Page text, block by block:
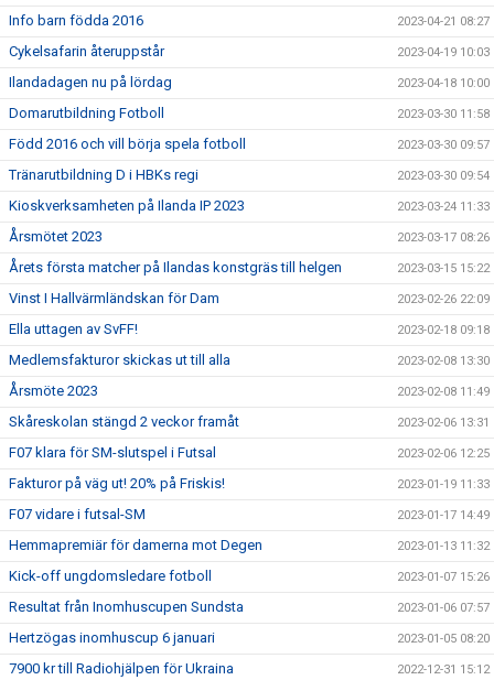
Info barn födda 2016 2023-04-21 08:27
Cykelsafarin återuppstår 2023-04-19 10:03
Ilandadagen nu på lördag 2023-04-18 10:00
Domarutbildning Fotboll 2023-03-30 11:58
Född 2016 och vill börja spela fotboll 2023-03-30 09:57
Tränarutbildning D i HBKs regi 2023-03-30 09:54
Kioskverksamheten på Ilanda IP 2023 2023-03-24 11:33
Årsmötet 2023 2023-03-17 08:26
Årets första matcher på Ilandas konstgräs till helgen 2023-03-15 15:22
Vinst I Hallvärmländskan för Dam 2023-02-26 22:09
Ella uttagen av SvFF! 2023-02-18 09:18
Medlemsfakturor skickas ut till alla 2023-02-08 13:30
Årsmöte 2023 2023-02-08 11:49
Skåreskolan stängd 2 veckor framåt 2023-02-06 13:31
F07 klara för SM-slutspel i Futsal 2023-02-06 12:25
Fakturor på väg ut! 20% på Friskis! 2023-01-19 11:33
F07 vidare i futsal-SM 2023-01-17 14:49
Hemmapremiär för damerna mot Degen 2023-01-13 11:32
Kick-off ungdomsledare fotboll 2023-01-07 15:26
Resultat från Inomhuscupen Sundsta 2023-01-06 07:57
Hertzögas inomhuscup 6 januari 2023-01-05 08:20
7900 kr till Radiohjälpen för Ukraina 2022-12-31 15:12